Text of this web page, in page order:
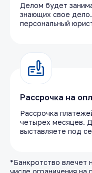
Делом будет
знающих свое
персональный
Рассрочка на
Рассрочка
четырех месяцев.
выставляете под
*Банкротство влечет
числе ограничения на